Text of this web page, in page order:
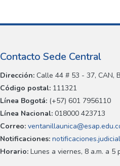
Contacto Sede Central
Dirección: Calle 44 # 53 - 37, CAN,
Código postal: 111321
Línea Bogotá: (+57) 601 7956110
Línea Nacional: 018000 423713
Correo:
Notificaciones:
Horario: Lunes a viernes, 8 a.m. a 5